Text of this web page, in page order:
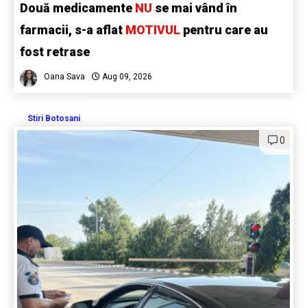
Două medicamente NU se mai vând în
farmacii, s-a aflat MOTIVUL pentru care au
fost retrase
Oana Sava Aug 09, 2026
Stiri Botosani
0